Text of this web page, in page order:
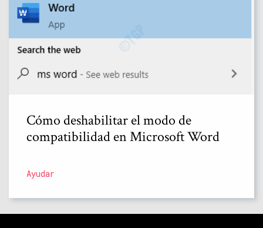
Cómo deshabilitar el modo de
compatibilidad en Microsoft Word
Ayudar